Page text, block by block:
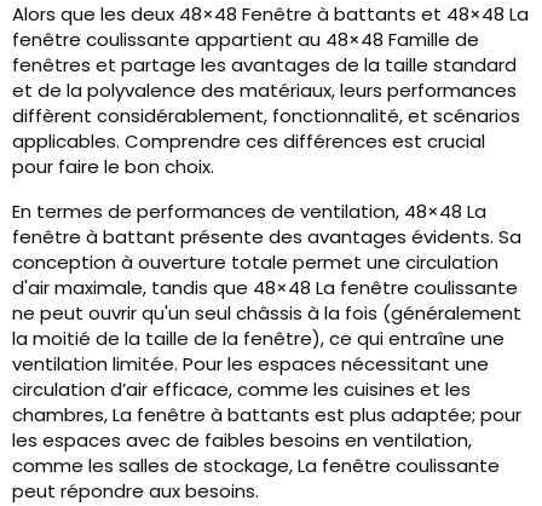
Alors que les deux 48×48 Fenêtre à battants et 48×48 La
fenêtre coulissante appartient au 48×48 Famille de
fenêtres et partage les avantages de la taille standard
et de la polyvalence des matériaux, leurs performances
diffèrent considérablement, fonctionnalité, et scénarios
applicables. Comprendre ces différences est crucial
pour faire le bon choix.
En termes de performances de ventilation, 48×48 La
fenêtre à battant présente des avantages évidents. Sa
conception à ouverture totale permet une circulation
d'air maximale, tandis que 48×48 La fenêtre coulissante
ne peut ouvrir qu'un seul châssis à la fois (généralement
la moitié de la taille de la fenêtre), ce qui entraîne une
ventilation limitée. Pour les espaces nécessitant une
circulation d’air efficace, comme les cuisines et les
chambres, La fenêtre à battants est plus adaptée; pour
les espaces avec de faibles besoins en ventilation,
comme les salles de stockage, La fenêtre coulissante
peut répondre aux besoins.